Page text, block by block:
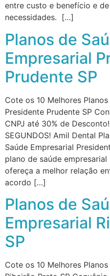
entre custo e benefício e
necessidades. […]
Planos de
Empresarial
Prudente SP
Cote os 10 Melhores
Presidente Prudente SP
CNPJ até 30% de
SEGUNDOS! Amil Dental
Saúde Empresarial
plano de saúde
ofereça a melhor relação
acordo […]
Planos de
Empresarial
SP
Cote os 10 Melhores